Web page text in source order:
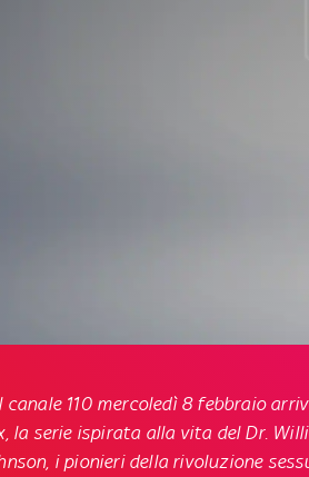
canale 110 mercoledì 8 febbraio
, la serie ispirata alla vita del Dr.
i pionieri della rivoluzione